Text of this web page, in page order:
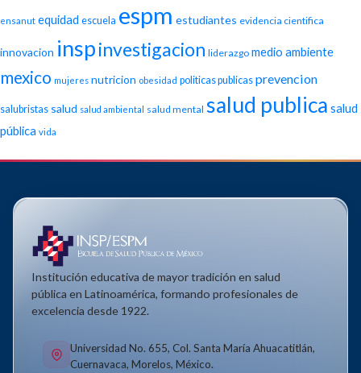
ensanut equidad escuela espm estudiantes evidencia cientifica
innovacion inspinvestigacion liderazgo medio ambiente
mexico mujeres nutricion obesidad politicas publicas prevencion
salubristas salud salud ambiental salud mental salud publica salud
pública vida
Institución educativa de mayor tradición en salud
pública en Latinoamérica, formando profesionales de
excelencia desde 1922.
Universidad No. 655, Col. Santa María Ahuacatitlán,
Cuernavaca, Morelos, México.